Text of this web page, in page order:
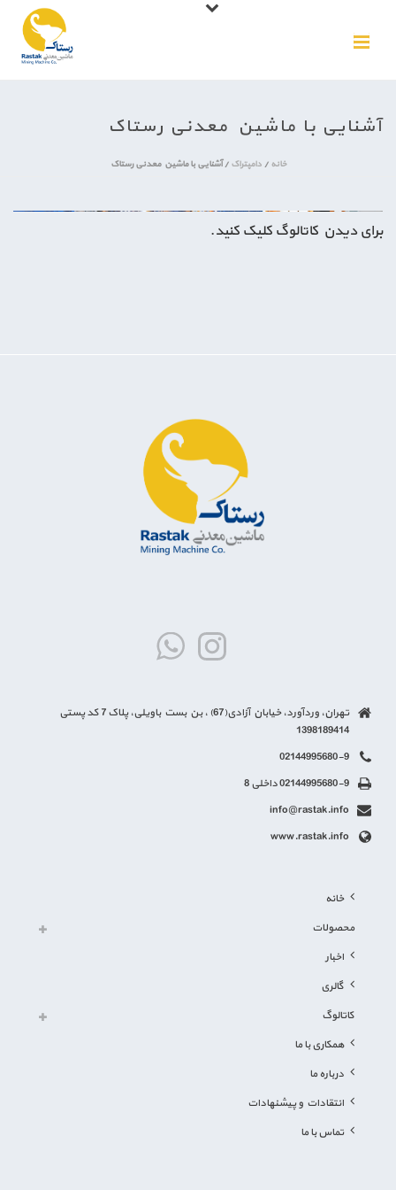
آشنایی با ماشین معدنی رستاک
خانه /دامپتراک /آشنایی با ماشین معدنی رستاک
برای دیدن کاتالوگ کلیک کنید.
تهران، وردآورد، خیابان آزادی(67) ، بن بست باویلی، پلاک 7 کد پستی
1398189414
02144995680-9
02144995680-9 داخلی 8
info@rastak.info
www.rastak.info
خانه
محصولات
اخبار
گالری
کاتالوگ
همکاری با ما
درباره ما
انتقادات و پیشنهادات
تماس با ما